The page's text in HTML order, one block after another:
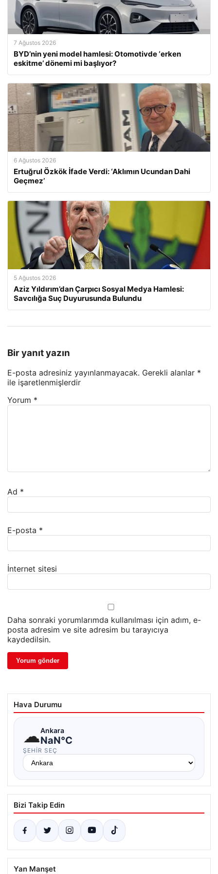
7 Ağustos 2026
BYD’nin yeni model hamlesi: Otomotivde ‘erken
eskitme’ dönemi mi başlıyor?
6 Ağustos 2026
Ertuğrul Özkök İfade Verdi: ‘Aklımın Ucundan Dahi
Geçmez’
5 Ağustos 2026
Aziz Yıldırım’dan Çarpıcı Sosyal Medya Hamlesi:
Savcılığa Suç Duyurusunda Bulundu
Bir yanıt yazın
E-posta adresiniz yayınlanmayacak. Gerekli alanlar *
ile işaretlenmişlerdir
Yorum *
Ad *
E-posta *
İnternet sitesi
Daha sonraki yorumlarımda kullanılması için adım, e-
posta adresim ve site adresim bu tarayıcıya
kaydedilsin.
Hava Durumu
☁Ankara
NaN°C
ŞEHIR SEÇ
Bizi Takip Edin
Yan Manşet